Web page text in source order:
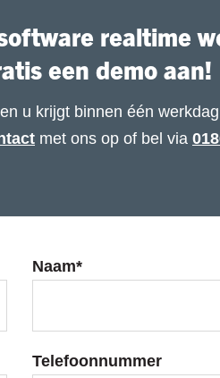
realtime
een demo aan!
u krijgt binnen één
met ons op of bel via
Naam*
Telefoonnummer